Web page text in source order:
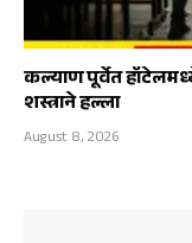
कल्याण पूर्वेत हॉटेलमध्ये
शस्त्राने हल्ला
August 8, 2026